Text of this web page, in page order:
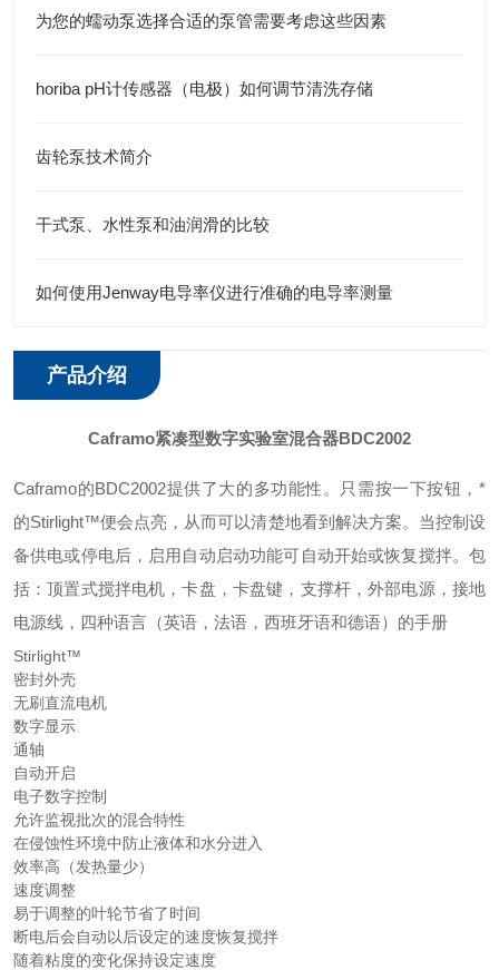
为您的蠕动泵选择合适的泵管需要考虑这些因素
horiba pH计传感器（电极）如何调节清洗存储
齿轮泵技术简介
干式泵、水性泵和油润滑的比较
如何使用Jenway电导率仪进行准确的电导率测量
产品介绍
Caframo紧凑型数字实验室混合器BDC2002
Caframo的BDC2002提供了大的多功能性。只需按一下按钮，*
的Stirlight™便会点亮，从而可以清楚地看到解决方案。当控制设
备供电或停电后，启用自动启动功能可自动开始或恢复搅拌。包
括：顶置式搅拌电机，卡盘，卡盘键，支撑杆，外部电源，接地
电源线，四种语言（英语，法语，西班牙语和德语）的手册
Stirlight™
密封外壳
无刷直流电机
数字显示
通轴
自动开启
电子数字控制
允许监视批次的混合特性
在侵蚀性环境中防止液体和水分进入
效率高（发热量少）
速度调整
易于调整的叶轮节省了时间
断电后会自动以后设定的速度恢复搅拌
随着粘度的变化保持设定速度